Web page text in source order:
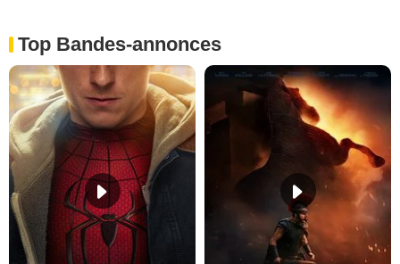
Top Bandes-annonces